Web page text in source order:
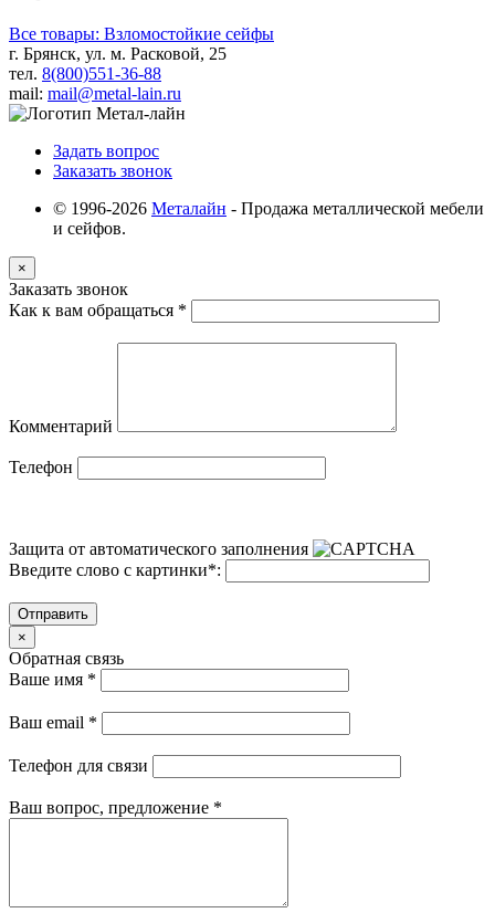
Все товары: Взломостойкие сейфы
г. Брянск, ул. м. Расковой, 25
тел. 8(800)551-36-88
mail: mail@metal-lain.ru
Задать вопрос
Заказать звонок
© 1996-2026 Металайн - Продажа металлической мебели
и сейфов.
×
Заказать звонок
Как к вам обращаться *
Комментарий
Телефон
Защита от автоматического заполнения
Введите слово с картинки*:
Отправить
×
Обратная связь
Ваше имя *
Ваш email *
Телефон для связи
Ваш вопрос, предложение *